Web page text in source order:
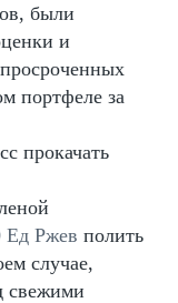
были
и
портфеле за
прокачать
Ед Ржев полить
случае,
свежими